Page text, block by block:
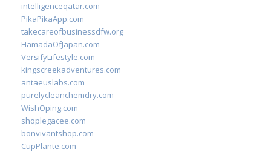
intelligenceqatar.com
PikaPikaApp.com
takecareofbusinessdfw.org
HamadaOfJapan.com
VersifyLifestyle.com
kingscreekadventures.com
antaeuslabs.com
purelycleanchemdry.com
WishOping.com
shoplegacee.com
bonvivantshop.com
CupPlante.com